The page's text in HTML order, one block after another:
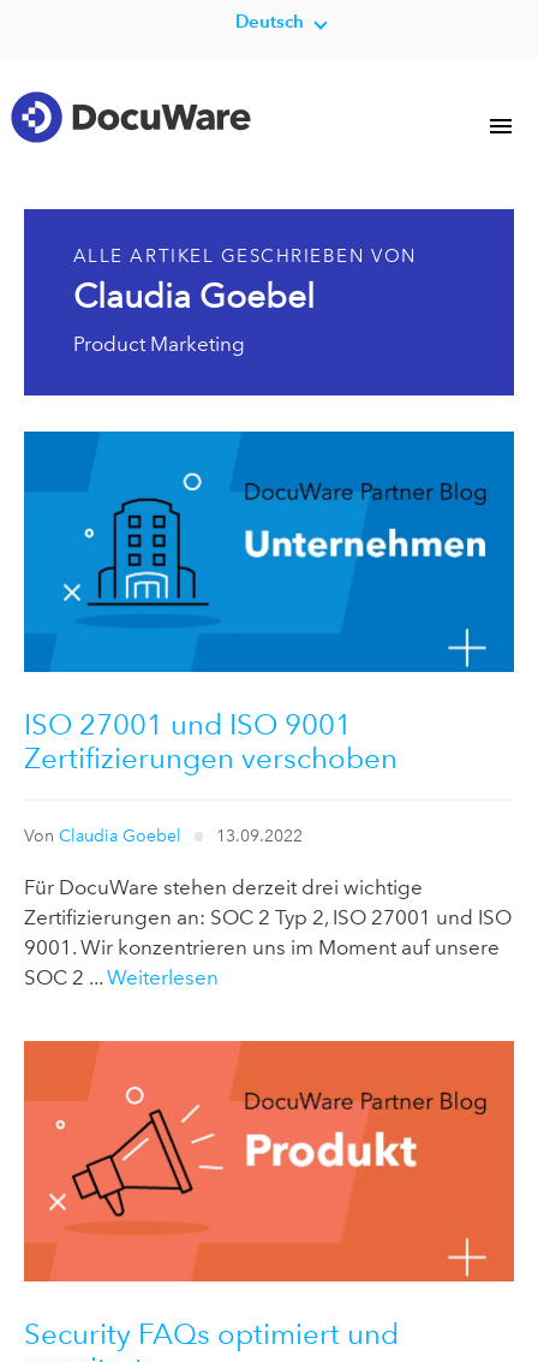
Deutsch
ALLE ARTIKEL GESCHRIEBEN VON
Claudia Goebel
Product Marketing
ISO 27001 und ISO 9001
Zertifizierungen verschoben
Von Claudia Goebel 13.09.2022
Für DocuWare stehen derzeit drei wichtige
Zertifizierungen an: SOC 2 Typ 2, ISO 27001 und ISO
9001. Wir konzentrieren uns im Moment auf unsere
SOC 2 ... Weiterlesen
Security FAQs optimiert und